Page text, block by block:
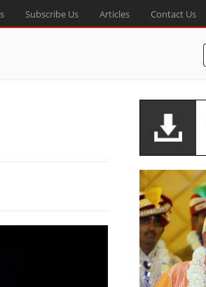
Subscribe Us Articles Contact Us